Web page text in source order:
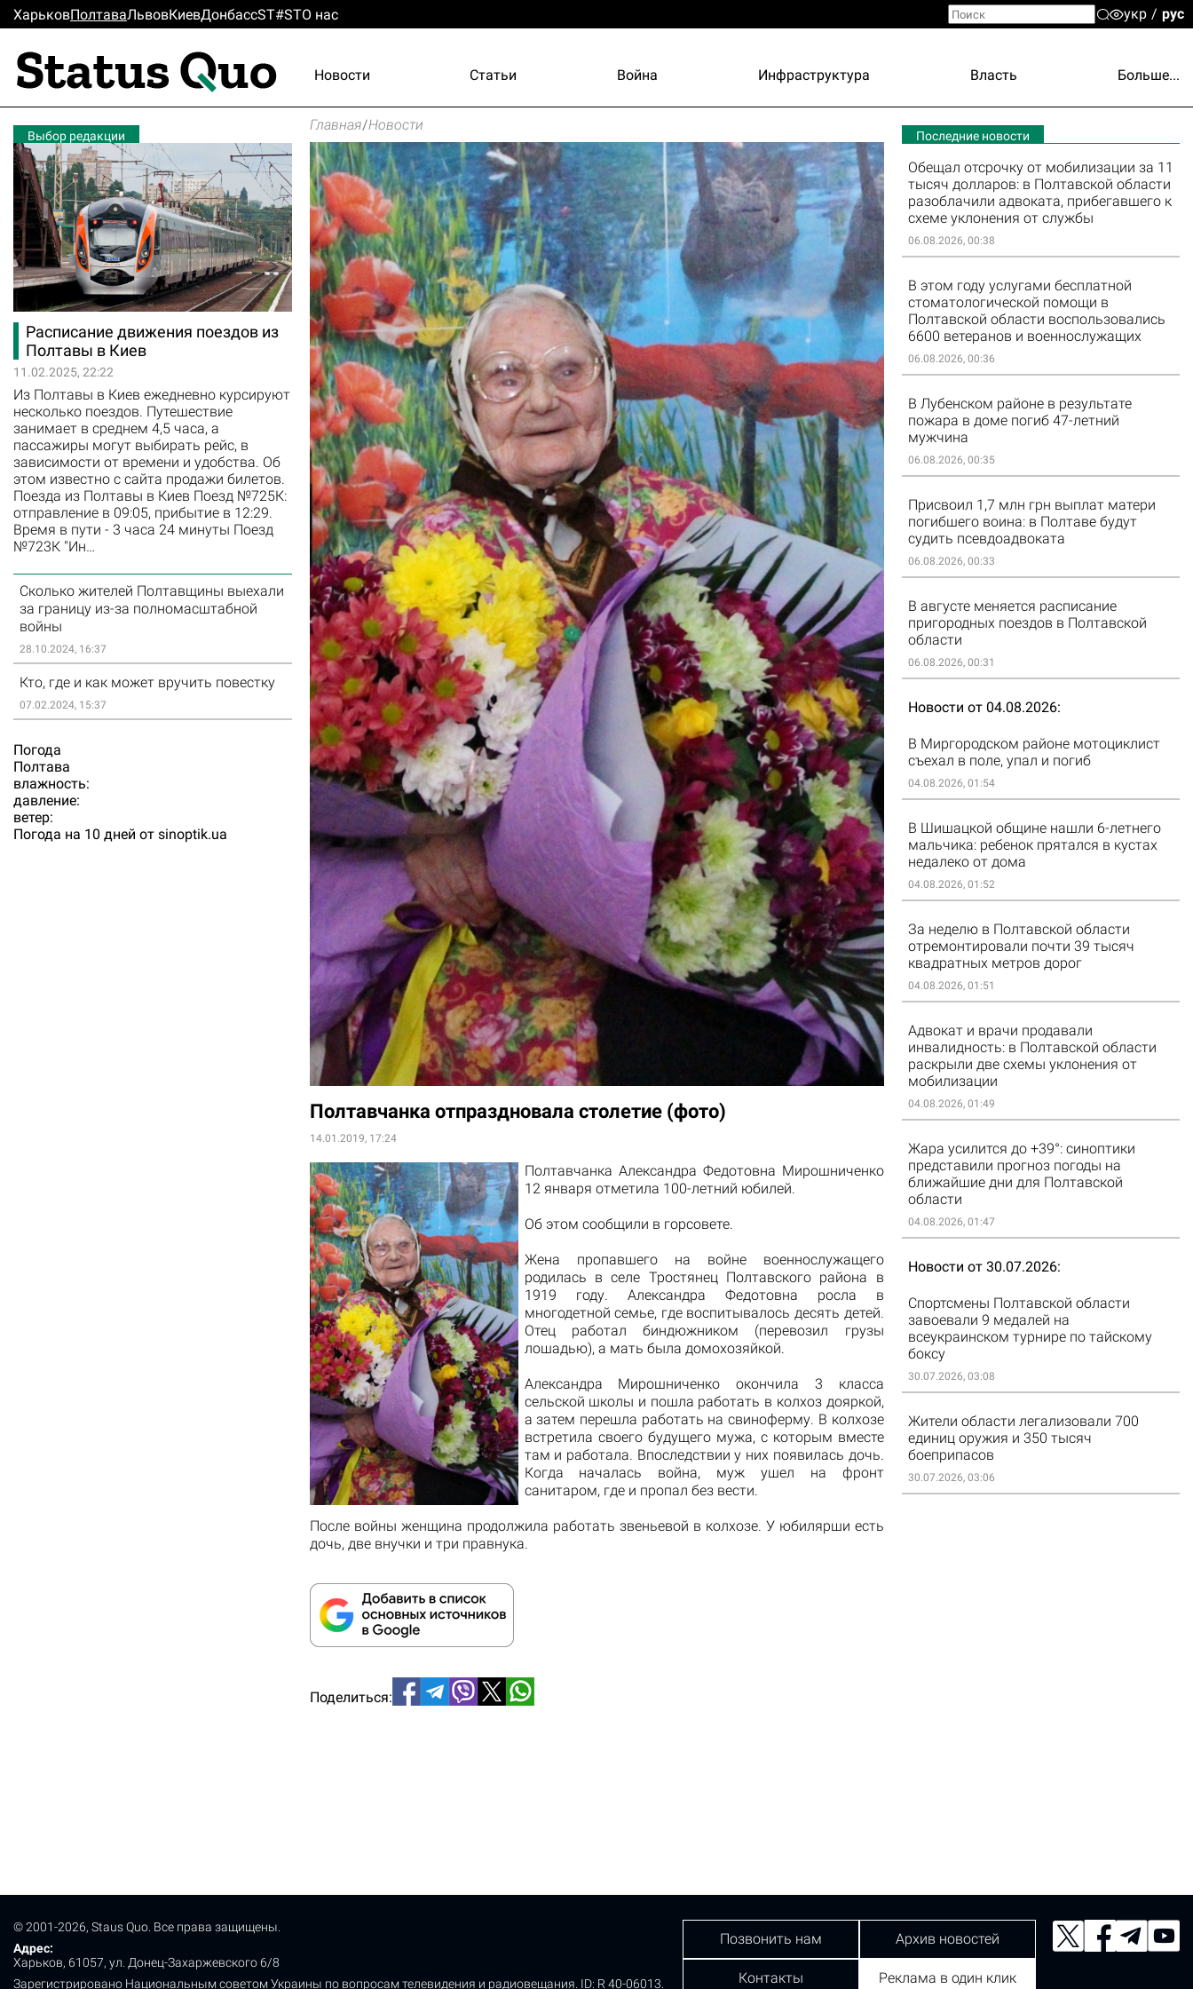
ХарьковПолтаваЛьвовКиевДонбассST#STО нас укр рус
Новости Статьи Война Инфраструктура Власть Больше...
Выбор редакции
Расписание движения поездов из
Полтавы в Киев
11.02.2025, 22:22
Из Полтавы в Киев ежедневно курсируют
несколько поездов. Путешествие
занимает в среднем 4,5 часа, а
пассажиры могут выбирать рейс, в
зависимости от времени и удобства. Об
этом известно с сайта продажи билетов.
Поезда из Полтавы в Киев Поезд №725К:
отправление в 09:05, прибытие в 12:29.
Время в пути - 3 часа 24 минуты Поезд
№723К "Ин…
Сколько жителей Полтавщины выехали
за границу из-за полномасштабной
войны
28.10.2024, 16:37
Кто, где и как может вручить повестку
07.02.2024, 15:37
Погода
Полтава
влажность:
давление:
ветер:
Погода на 10 дней от sinoptik.ua
Главная/Новости
Полтавчанка отпраздновала столетие (фото)
14.01.2019, 17:24
Полтавчанка Александра Федотовна Мирошниченко
12 января отметила 100-летний юбилей.
Об этом сообщили в горсовете.
Жена пропавшего на войне военнослужащего
родилась в селе Тростянец Полтавского района в
1919 году. Александра Федотовна росла в
многодетной семье, где воспитывалось десять детей.
Отец работал биндюжником (перевозил грузы
лошадью), а мать была домохозяйкой.
Александра Мирошниченко окончила 3 ​​класса
сельской школы и пошла работать в колхоз дояркой,
а затем перешла работать на свиноферму. В колхозе
встретила своего будущего мужа, с которым вместе
там и работала. Впоследствии у них появилась дочь.
Когда началась война, муж ушел на фронт
санитаром, где и пропал без вести.
После войны женщина продолжила работать звеньевой в колхозе. У юбилярши есть
дочь, две внучки и три правнука.
Поделиться:
Последние новости
Обещал отсрочку от мобилизации за 11
тысяч долларов: в Полтавской области
разоблачили адвоката, прибегавшего к
схеме уклонения от службы
06.08.2026, 00:38
В этом году услугами бесплатной
стоматологической помощи в
Полтавской области воспользовались
6600 ветеранов и военнослужащих
06.08.2026, 00:36
В Лубенском районе в результате
пожара в доме погиб 47-летний
мужчина
06.08.2026, 00:35
Присвоил 1,7 млн грн выплат матери
погибшего воина: в Полтаве будут
судить псевдоадвоката
06.08.2026, 00:33
В августе меняется расписание
пригородных поездов в Полтавской
области
06.08.2026, 00:31
Новости от 04.08.2026
В Миргородском районе мотоциклист
съехал в поле, упал и погиб
04.08.2026, 01:54
В Шишацкой общине нашли 6-летнего
мальчика: ребенок прятался в кустах
недалеко от дома
04.08.2026, 01:52
За неделю в Полтавской области
отремонтировали почти 39 тысяч
квадратных метров дорог
04.08.2026, 01:51
Адвокат и врачи продавали
инвалидность: в Полтавской области
раскрыли две схемы уклонения от
мобилизации
04.08.2026, 01:49
Жара усилится до +39°: синоптики
представили прогноз погоды на
ближайшие дни для Полтавской
области
04.08.2026, 01:47
Новости от 30.07.2026
Спортсмены Полтавской области
завоевали 9 медалей на
всеукраинском турнире по тайскому
боксу
30.07.2026, 03:08
Жители области легализовали 700
единиц оружия и 350 тысяч
боеприпасов
30.07.2026, 03:06
© 2001-2026, Staus Quo. Все права защищены.
Адрес:
Харьков, 61057, ул. Донец-Захаржевского 6/8
Зарегистрировано Национальным советом Украины по вопросам телевидения и радиовещания. ID: R 40-06013.
Позвонить нам Архив новостей
Контакты Реклама в один клик